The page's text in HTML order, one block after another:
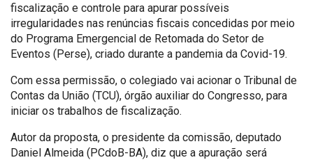
fiscalização e controle para apurar possíveis
irregularidades nas renúncias fiscais concedidas por meio
do Programa Emergencial de Retomada do Setor de
Eventos (Perse), criado durante a pandemia da Covid-19.
Com essa permissão, o colegiado vai acionar o Tribunal de
Contas da União (TCU), órgão auxiliar do Congresso, para
iniciar os trabalhos de fiscalização.
Autor da proposta, o presidente da comissão, deputado
Daniel Almeida (PCdoB-BA), diz que a apuração será